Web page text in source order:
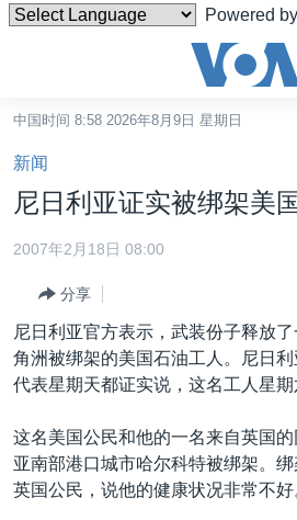
Powered by
碍
链
接
跳
转
导
航
跳
港澳
国际
最新国际新闻
中东
欧洲
分类新闻
人权·法律·宗教
科教·文娱·体健
热点专题
白宫要闻
VOA视频
中国时间 8:58 2026年8月9日 星期日
新闻
尼日利亚证实被绑架美
2007年2月18日 08:00
分享
尼日利亚官方表示，武装份子释放
角洲被绑架的美国石油工人。尼日
代表星期天都证实说，这名工人星期
这名美国公民和他的一名来自英国
亚南部港口城市哈尔科特被绑架。
英国公民，说他的健康状况非常不好